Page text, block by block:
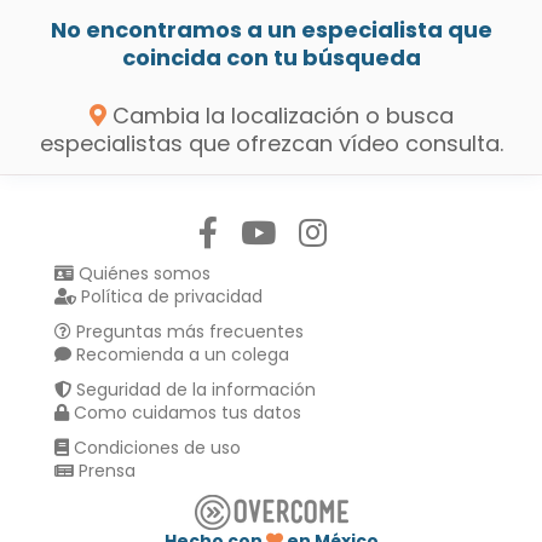
No encontramos a un especialista que
coincida con tu búsqueda
Cambia la localización o busca
especialistas que ofrezcan vídeo consulta.
Quiénes somos
Política de privacidad
Preguntas más frecuentes
Recomienda a un colega
Seguridad de la información
Como cuidamos tus datos
Condiciones de uso
Prensa